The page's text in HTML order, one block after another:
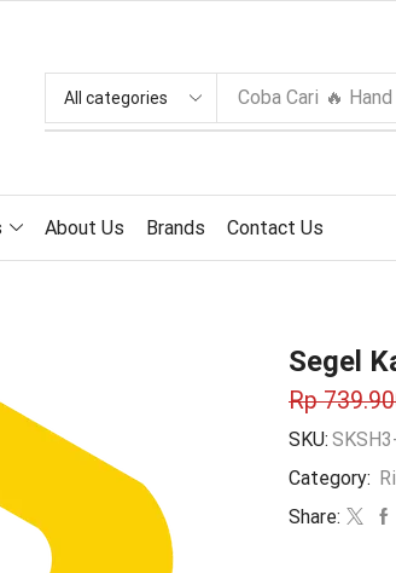
Coba Cari 🔥
About Us Brands Contact Us
Segel
Rp
SKU:
Category:
Share: